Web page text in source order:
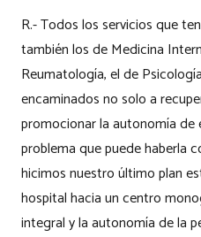
R.- Todos los servicios que
también los de Medicina
Reumatología, el de
encaminados no solo a
promocionar la autonomía de
problema que puede haberla
hicimos nuestro último plan
hospital hacia un centro
integral y la autonomía de la